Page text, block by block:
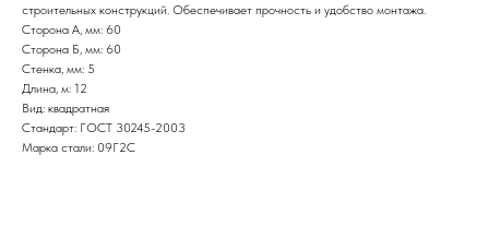
строительных конструкций. Обеспечивает прочность и удобство монтажа.
Сторона А, мм: 60
Сторона Б, мм: 60
Стенка, мм: 5
Длина, м: 12
Вид: квадратная
Стандарт: ГОСТ 30245-2003
Марка стали: 09Г2С